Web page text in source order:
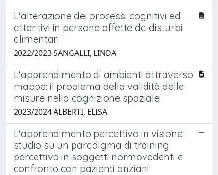
L'alterazione dei processi cognitivi ed
attentivi in persone affette da disturbi
alimentari
2022/2023 SANGALLI, LINDA
L'apprendimento di ambienti attraverso
mappe: il problema della validità delle
misure nella cognizione spaziale
2023/2024 ALBERTI, ELISA
L'apprendimento percettivo in visione:
studio su un paradigma di training
percettivo in soggetti normovedenti e
confronto con pazienti anziani